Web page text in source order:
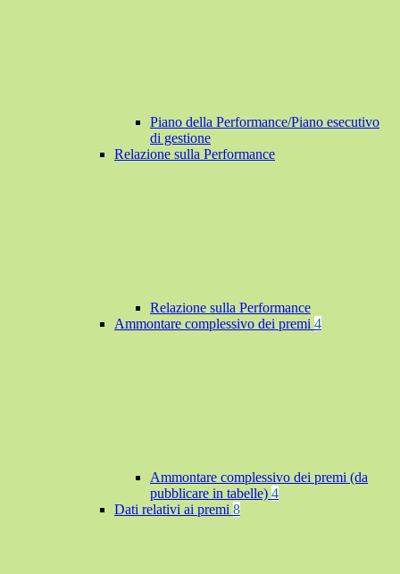
Piano della Performance/Piano esecutivo
di gestione
Relazione sulla Performance
Relazione sulla Performance
Ammontare complessivo dei premi 4
Ammontare complessivo dei premi (da
pubblicare in tabelle) 4
Dati relativi ai premi 8